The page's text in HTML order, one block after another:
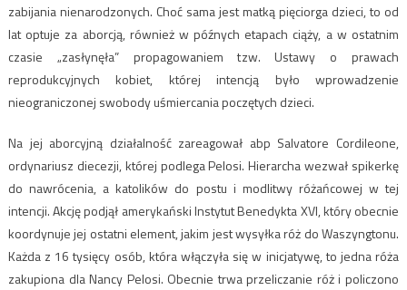
zabijania nienarodzonych. Choć sama jest matką pięciorga dzieci, to od
lat optuje za aborcją, również w późnych etapach ciąży, a w ostatnim
czasie „zasłynęła” propagowaniem tzw. Ustawy o prawach
reprodukcyjnych kobiet, której intencją było wprowadzenie
nieograniczonej swobody uśmiercania poczętych dzieci.
Na jej aborcyjną działalność zareagował abp Salvatore Cordileone,
ordynariusz diecezji, której podlega Pelosi. Hierarcha wezwał spikerkę
do nawrócenia, a katolików do postu i modlitwy różańcowej w tej
intencji. Akcję podjął amerykański Instytut Benedykta XVI, który obecnie
koordynuje jej ostatni element, jakim jest wysyłka róż do Waszyngtonu.
Każda z 16 tysięcy osób, która włączyła się w inicjatywę, to jedna róża
zakupiona dla Nancy Pelosi. Obecnie trwa przeliczanie róż i policzono